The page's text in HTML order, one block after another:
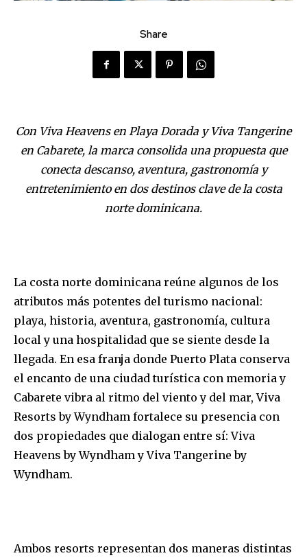
Share
Con Viva Heavens en Playa Dorada y Viva Tangerine
en Cabarete, la marca consolida una propuesta que
conecta descanso, aventura, gastronomía y
entretenimiento en dos destinos clave de la costa
norte dominicana.
La costa norte dominicana reúne algunos de los
atributos más potentes del turismo nacional:
playa, historia, aventura, gastronomía, cultura
local y una hospitalidad que se siente desde la
llegada. En esa franja donde Puerto Plata conserva
el encanto de una ciudad turística con memoria y
Cabarete vibra al ritmo del viento y del mar, Viva
Resorts by Wyndham fortalece su presencia con
dos propiedades que dialogan entre sí: Viva
Heavens by Wyndham y Viva Tangerine by
Wyndham.
Ambos resorts representan dos maneras distintas